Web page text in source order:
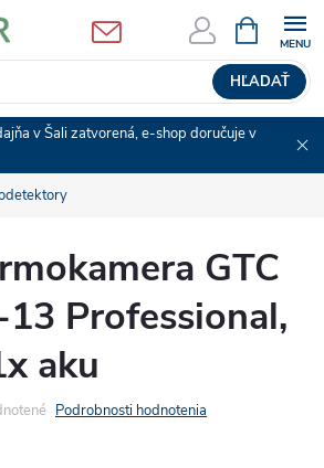
HĽADAŤ
KOŠÍK
v Šali zatvorená, e-shop doručuje v
GTC
Professional,
aku
Podrobnosti hodnotenia